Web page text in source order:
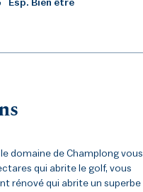
Esp. Bien être
domaine de Champlong vous
qui abrite le golf, vous
rénové qui abrite un superbe